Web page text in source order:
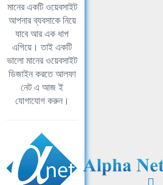
মানের একটি ওয়েবসাইট
আপনার ব্যবসাকে নিয়ে
যাবে আর এক ধাপ
এগিয়ে। তাই একটি
ভালো মানের ওয়েবসাইট
ডিজাইন করতে আলফা
নেট এ আজ ই
যোগাযোগ করুন।